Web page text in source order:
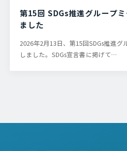
第15回 SDGs推進グループ
ました
2026年2月13日、第15回SDGs推進
しました。SDGs宣言書に掲げて…